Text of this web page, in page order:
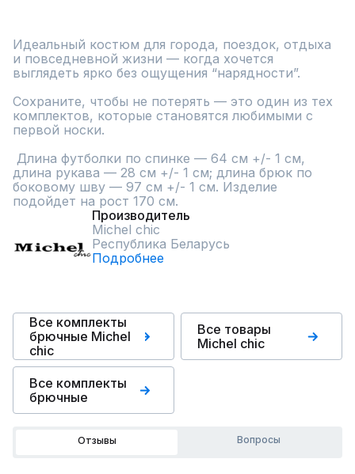
Идеальный костюм для города, поездок, отдыха
и повседневной жизни — когда хочется
выглядеть ярко без ощущения “нарядности”.
Сохраните, чтобы не потерять — это один из тех
комплектов, которые становятся любимыми с
первой носки.
длина рукава — 28 см +/- 1 см; длина брюк по
боковому шву — 97 см +/- 1 см. Изделие
подойдет на рост 170 см.
Производитель
Michel chic
Республика Беларусь
Подробнее
Все комплекты
брючные Michel
chic
Все товары
Michel chic
Все комплекты
брючные
Отзывы Вопросы